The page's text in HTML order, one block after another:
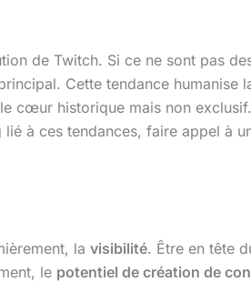
de Twitch. Si ce ne sont pas
Cette tendance humanise
cœur historique mais non
à ces tendances, faire appel à
la visibilité. Être en tête
le potentiel de création de